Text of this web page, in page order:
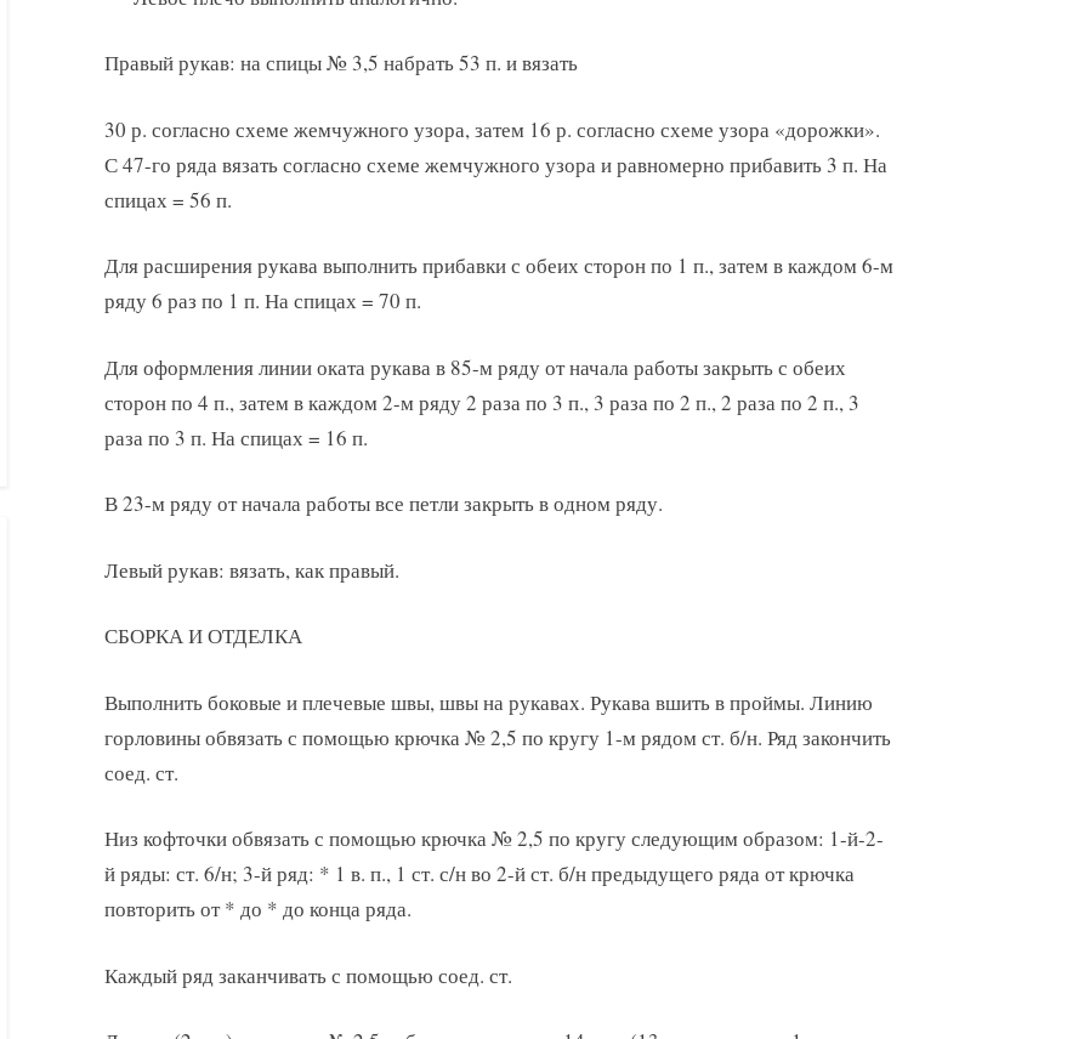
Правый рукав: на спицы № 3,5 набрать 53 п. и вязать
30 р. согласно схеме жемчужного узора, затем 16 р. согласно схеме узора «дорожки».
С 47-го ряда вязать согласно схеме жемчужного узора и равномерно прибавить 3 п. На
спицах = 56 п.
Для расширения рукава выполнить прибавки с обеих сторон по 1 п., затем в каждом 6-м
ряду 6 раз по 1 п. На спицах = 70 п.
Для оформления линии оката рукава в 85-м ряду от начала работы закрыть с обеих
сторон по 4 п., затем в каждом 2-м ряду 2 раза по 3 п., 3 раза по 2 п., 2 раза по 2 п., 3
раза по 3 п. На спицах = 16 п.
В 23-м ряду от начала работы все петли закрыть в одном ряду.
Левый рукав: вязать, как правый.
СБОРКА И ОТДЕЛКА
Выполнить боковые и плечевые швы, швы на рукавах. Рукава вшить в проймы. Линию
горловины обвязать с помощью крючка № 2,5 по кругу 1-м рядом ст. б/н. Ряд закончить
соед. ст.
Низ кофточки обвязать с помощью крючка № 2,5 по кругу следующим образом: 1-й-2-
й ряды: ст. 6/н; 3-й ряд: * 1 в. п., 1 ст. с/н во 2-й ст. б/н предыдущего ряда от крючка
повторить от * до * до конца ряда.
Каждый ряд заканчивать с помощью соед. ст.